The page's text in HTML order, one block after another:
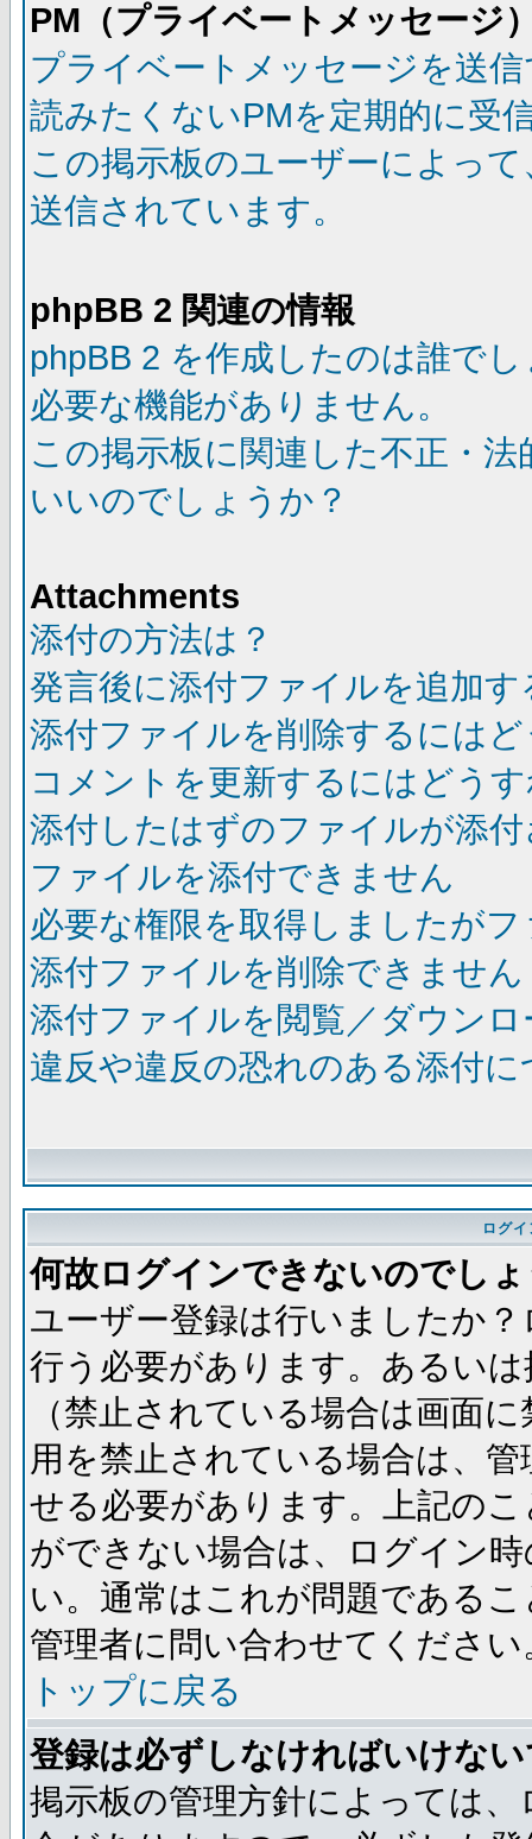
PM（プライベートメッセージ
プライベートメッセージを送
読みたくないPMを定期的に受
この掲示板のユーザーによっ
送信されています。
phpBB 2 関連の情報
phpBB 2 を作成したのは誰で
必要な機能がありません。
この掲示板に関連した不正・
いいのでしょうか？
Attachments
添付の方法は？
発言後に添付ファイルを追加
添付ファイルを削除するには
コメントを更新するにはどう
添付したはずのファイルが添
ファイルを添付できません
必要な権限を取得しましたが
添付ファイルを削除できません
添付ファイルを閲覧／ダウン
違反や違反の恐れのある添付
ログ
何故ログインできないのでし
ユーザー登録は行いましたか
行う必要があります。あるい
（禁止されている場合は画面
用を禁止されている場合は、
せる必要があります。上記の
ができない場合は、ログイン
い。通常はこれが問題である
管理者に問い合わせてください
トップに戻る
登録は必ずしなければいけな
掲示板の管理方針によっては